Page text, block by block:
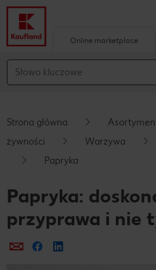
Główna treść
Pływający pasek boczny
Online marketplace
Strona główna
żywności
Warzywa
Papryka
Papryka:
przyprawa i nie
Prześlij e-mailem
Udostępnij na